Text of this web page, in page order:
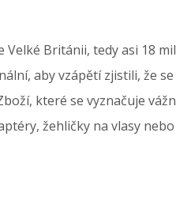
Británii, tedy asi 18
aby vzápětí zjistili, že
které se vyznačuje
žehličky na vlasy